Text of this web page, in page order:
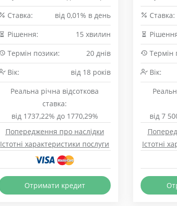
Cтавка:
від 0,01% в день
Рішення:
15 хвилин
Термін позики:
20 днів
Вік:
від 18 років
Реальна річна відсоткова
ставка:
від 1737,22% до 1770,29%
Попередження про наслідки
Істотні характеристики послуги
Отримати кредит
Cтавка:
Термін
Вік:
від 7
Істотні